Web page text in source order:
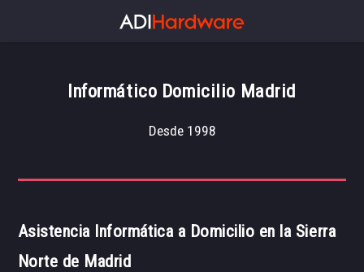
Informático Domicilio Madrid
Desde 1998
Asistencia Informática a Domicilio en la Sierra
Norte de Madrid